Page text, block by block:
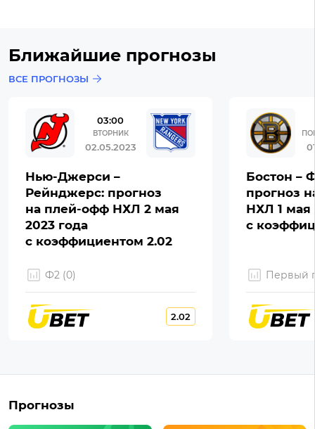
Ближайшие прогнозы
ВСЕ ПРОГНОЗЫ
03:00
ВТОРНИК
02.05.2023
Нью-Джерси –
Рейнджерс: прогноз
на плей-офф НХЛ 2 мая
2023 года
с коэффициентом 2.02
Ф2 (0)
2.02
Бостон –
прогноз
НХЛ 1 мая
с
Первый
Прогнозы